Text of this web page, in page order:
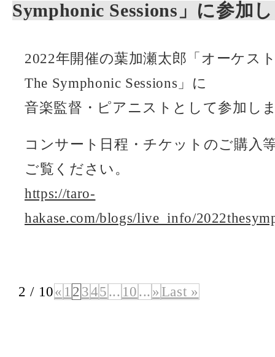
Symphonic Sessions」に参加
2022年開催の葉加瀬太郎「オーケ
The Symphonic Sessions」に
音楽監督・ピアニストとして参加し
コンサート日程・チケットのご購入
ご覧ください。
https://taro-
hakase.com/blogs/live_info/
2 / 10« 1 2 345 ... 10 ... » Last »